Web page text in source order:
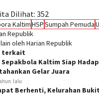
Dilihat:352
KaltimHSPSumpah Pemuda
Republik
oleh Harian Republik
terkait
Sepakbola Kaltim Siap
Gelar Juara
lalu
Berhenti, Kelurahan